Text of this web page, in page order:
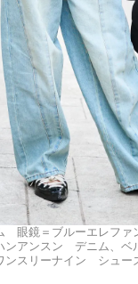
眼鏡＝ブルーエレフ
ンアンスン デニム、ベ
ンスリーナイン シュー